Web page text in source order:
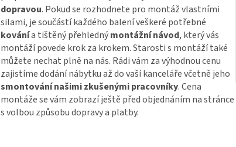
dopravou. Pokud se rozhodnete pro montáž vlastními
silami, je součástí každého balení veškeré potřebné
kovánía tištěný přehlednýmontážní návod, který vás
montáží povede krok za krokem. Starosti s montáží také
můžete nechat plně na nás. Rádi vám za výhodnou cenu
zajistíme dodání nábytku až do vaší kanceláře včetně jeho
smontování našimi zkušenými pracovníky. Cena
montáže se vám zobrazí ještě před objednáním na stránce
s volbou způsobu dopravy a platby.